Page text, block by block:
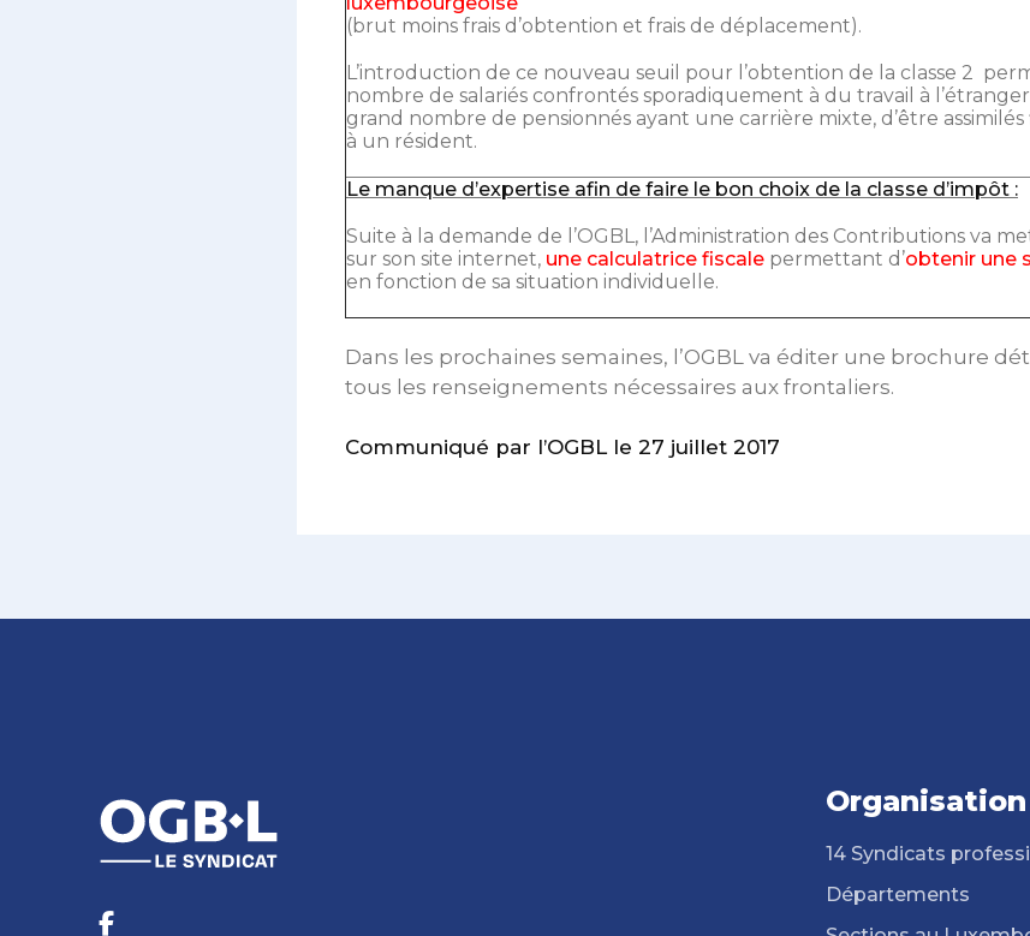
(brut moins frais d’obtention et frais de déplacement).
L’introduction de ce nouveau seuil pour l’obtention de la classe 2
nombre de salariés confrontés sporadiquement à du travail à
grand nombre de pensionnés ayant une carrière mixte, d’être
à un résident.
Le manque d’expertise afin de faire le bon choix de la classe d’impôt :
Suite à la demande de l’OGBL, l’Administration des Contributions va
sur son site internet, une calculatrice fiscale permettant d’obtenir une
en fonction de sa situation individuelle.
Dans les prochaines semaines, l’OGBL va éditer une brochure
tous les renseignements nécessaires aux frontaliers.
Communiqué par l’OGBL le 27 juillet 2017
Organisation
14 Syndicats
Départements